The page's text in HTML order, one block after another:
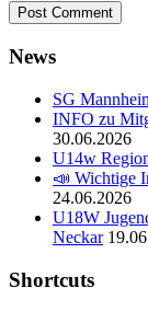
News
SG
INFO zu
30.06.2026
U14w
📣 Wichtige
24.06.2026
U18W
Neckar
Shortcuts